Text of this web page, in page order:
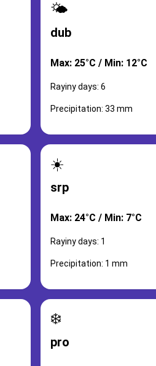
🌤️
dub
Max: 25°C / Min: 12°C
Rayiny days: 6
Precipitation: 33 mm
☀️
srp
Max: 24°C / Min: 7°C
Rayiny days: 1
Precipitation: 1 mm
❄️
pro